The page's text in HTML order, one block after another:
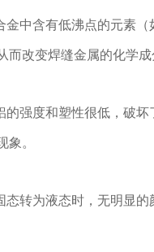
金中含有低沸点的元素
改变焊缝金属的化学成
的强度和塑性很低，破
象。
态转为液态时，无明显